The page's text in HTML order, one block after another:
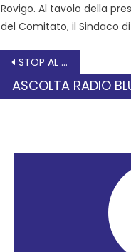
Rovigo. Al tavolo della
del Comitato, il Sindaco
STOP AL SUPERBONUS 110% ? SPESI 2 MILIARDI PUBBLICI PER L’1,3% DEGLI EDIFICI RESIDENZIALI PRESENTI IN VENETO
ASCOLTA RADIO